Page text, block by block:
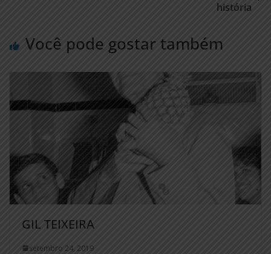
história
Você pode gostar também
GIL TEIXEIRA
setembro 24, 2019